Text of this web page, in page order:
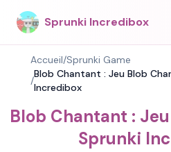
Sprunki Incredibox
Accueil/Sprunki Game
/
Blob Chantant : Jeu Blob
Incredibox
Blob Chantant :
Sprunki